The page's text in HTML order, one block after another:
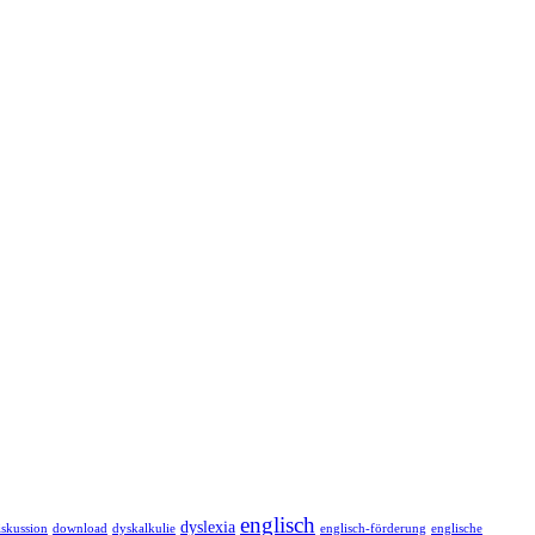
download dyskalkulie dyslexia englisch englisch-förderung englische